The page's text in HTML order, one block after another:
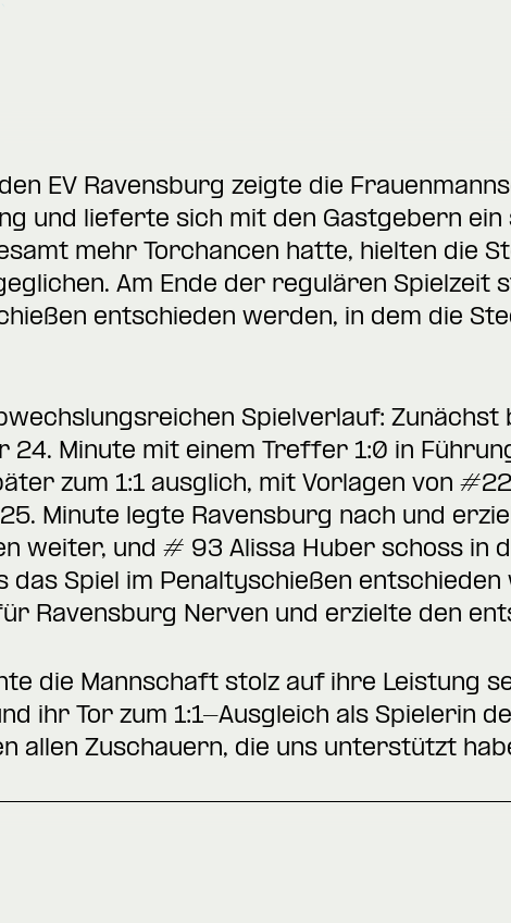
EV Ravensburg zeigte die
und lieferte sich mit den Gastgebern ein
mehr Torchancen hatte, hielten die
Am Ende der regulären Spielzeit
entschieden werden, in dem die
Spielverlauf:
24. Minute mit einem Treffer 1:0 in
zum 1:1 ausglich, mit Vorlagen von
Minute legte Ravensburg nach und
weiter, und # 93 Alissa Huber schoss in
das Spiel im Penaltyschießen
Ravensburg Nerven und erzielte den
die Mannschaft stolz auf ihre Leistung
ihr Tor zum 1:1-Ausgleich als Spielerin
allen Zuschauern, die uns unterstützt